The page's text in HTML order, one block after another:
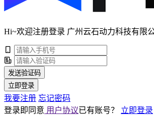
Hi~欢迎注册登录 广州云石动力科技有限
发送验证码
立即登录
我要注册 忘记密码
登录即同意 用户协议已有账号？ 立即登录